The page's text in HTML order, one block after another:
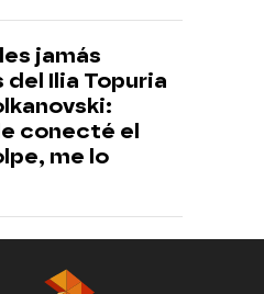
jamás
Ilia Topuria
conecté el
me lo